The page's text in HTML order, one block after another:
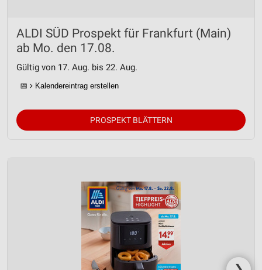
ALDI SÜD Prospekt für Frankfurt (Main)
ab Mo. den 17.08.
Gültig von 17. Aug. bis 22. Aug.
📅 Kalendereintrag erstellen
PROSPEKT BLÄTTERN